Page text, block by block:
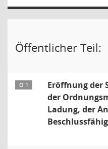
Öffentlicher Teil:
Ö 1
Eröffnung der
der
Ladung, der